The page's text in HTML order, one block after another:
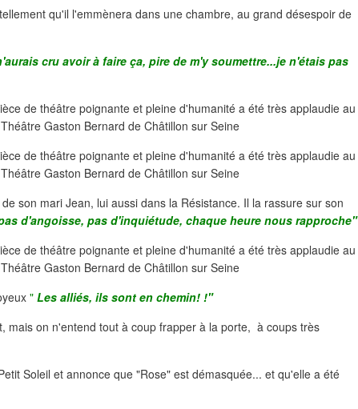
qu'il l'emmènera dans une chambre, au grand désespoir de
cru avoir à faire ça, pire de m'y soumettre...je n'étais pas
son mari Jean, lui aussi dans la Résistance. Il la rassure sur son
d'angoisse, pas d'inquiétude, chaque heure nous rapproche"
" Les alliés, ils sont en chemin! !"
mais on n'entend tout à coup frapper à la porte, à coups très
Soleil et annonce que "Rose" est démasquée... et qu'elle a été